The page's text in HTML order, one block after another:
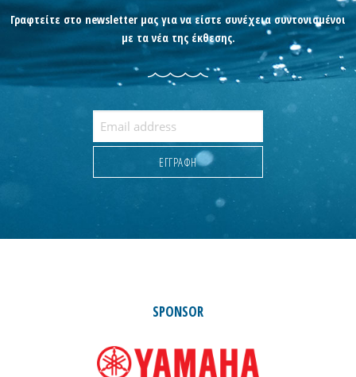
Γραφτείτε στο newsletter μας για να είστε συνέχεια συντονισμένοι
με τα νέα της έκθεσης.
SPONSOR